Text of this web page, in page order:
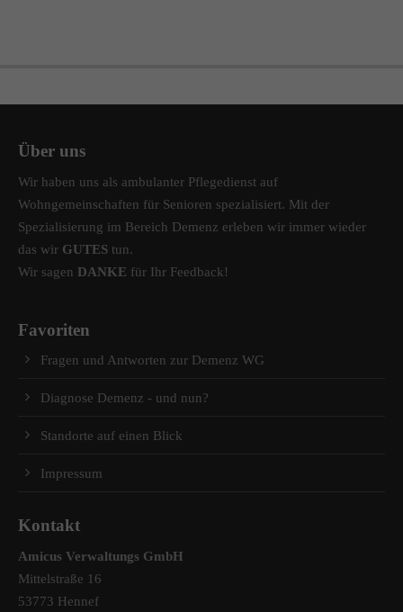
Über uns
Wir haben uns als ambulanter Pflegedienst auf
Wohngemeinschaften für Senioren spezialisiert. Mit der
Spezialisierung im Bereich Demenz erleben wir immer wieder
das wir GUTES tun.
Wir sagen DANKE für Ihr Feedback!
Favoriten
Fragen und Antworten zur Demenz WG
Diagnose Demenz - und nun?
Standorte auf einen Blick
Impressum
Kontakt
Amicus Verwaltungs GmbH
Mittelstraße 16
53773 Hennef